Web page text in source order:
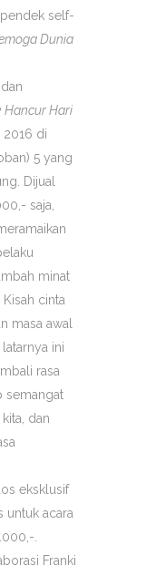
self-
Dunia
Hancur Hari
2016 di
5 yang
Dijual
saja,
minat
cinta
masa awal
ini
rasa
semangat
dan
eksklusif
untuk acara
.
Franki